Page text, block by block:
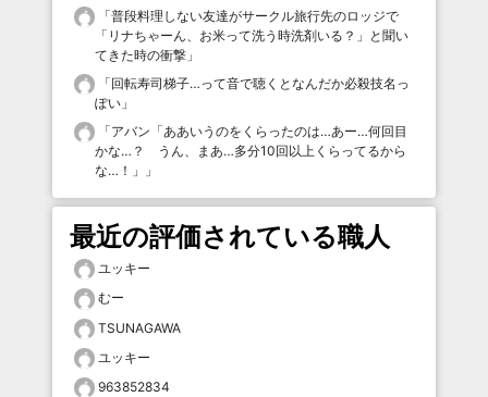
「普段料理しない友達がサークル旅行先のロッジで
「リナちゃーん、お米って洗う時洗剤いる？」と聞い
てきた時の衝撃 」
「回転寿司梯子…って音で聴くとなんだか必殺技名っ
ぽい 」
「アバン「ああいうのをくらったのは…あー…何回目
かな…？ うん、まあ…多分10回以上くらってるから
な…！」
」
最近の評価されている職人
ユッキー
むー
TSUNAGAWA
ユッキー
963852834